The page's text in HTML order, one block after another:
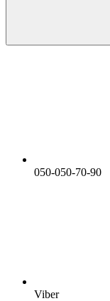
050-050-70-90
Viber